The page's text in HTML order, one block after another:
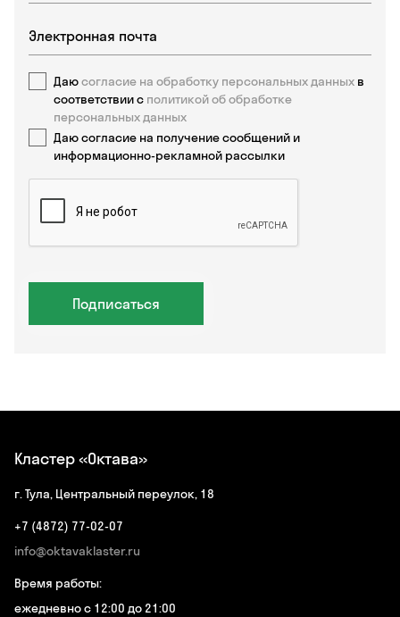
Даюсогласие на обработку персональных данных в
соответствии с политикой об обработке
персональных данных
Даю согласие на получение сообщений и
информационно-рекламной рассылки
Подписаться
Кластер «Октава»
г. Тула, Центральный переулок, 18
+7 (4872) 77-02-07
info@oktavaklaster.ru
Время работы:
ежедневно с 12:00 до 21:00